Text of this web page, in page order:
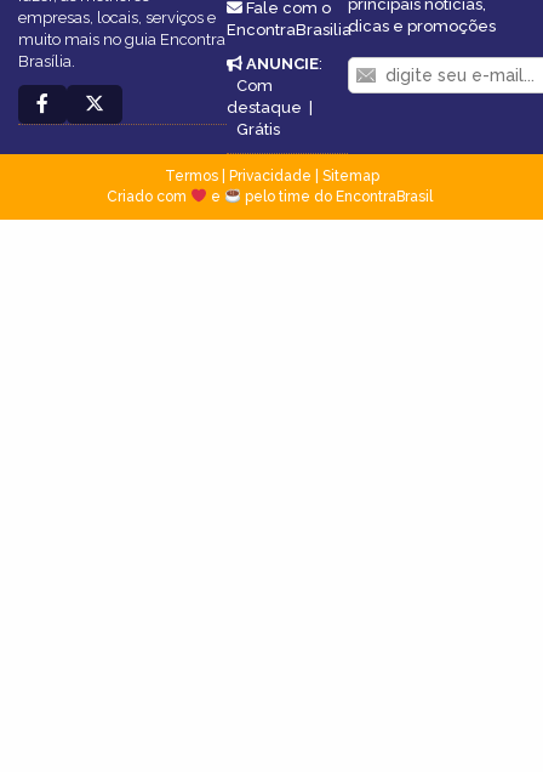
empresas, locais, serviços e
muito mais no guia Encontra
Brasília.
Fale com o
EncontraBrasilia
ANUNCIE:
Com
destaque
Grátis
principais notícias,
dicas e promoções
Termos| Privacidade
Sitemap
Criado com
e pelo time do EncontraBrasil